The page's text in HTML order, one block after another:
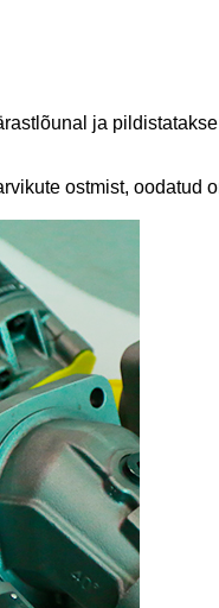
ja
ostmist, oodatud